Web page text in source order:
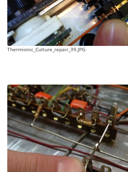
Thermionic_Culture_repair_39.JPG